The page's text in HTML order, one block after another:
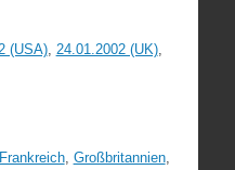
(USA), 24.01.2002 (UK),
Frankreich, Großbritannien,